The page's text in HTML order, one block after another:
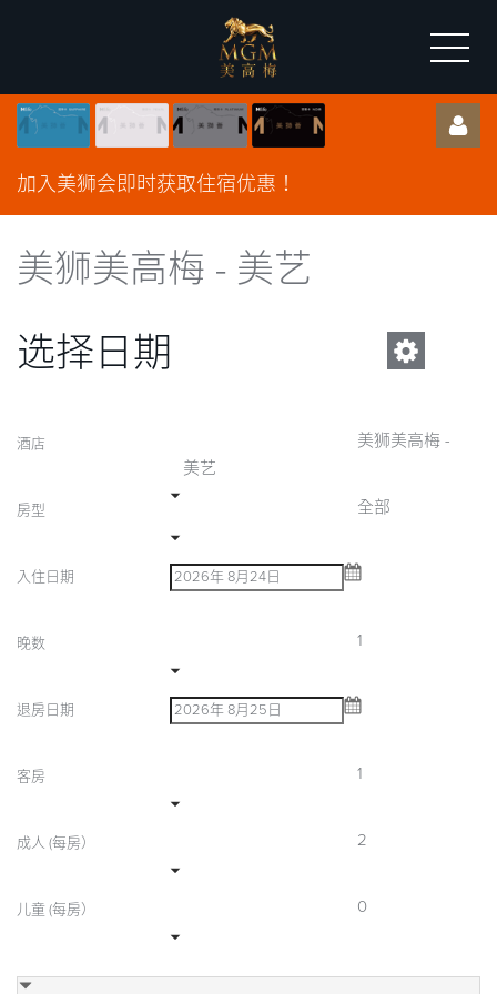
加入美狮会即时获取住宿优惠！
美狮美高梅 - 美艺
选择日期
酒店
美狮美高梅 -
美艺
房型 全部
入住日期
晚数 1
退房日期
客房 1
成人 (每房） 2
儿童 (每房） 0